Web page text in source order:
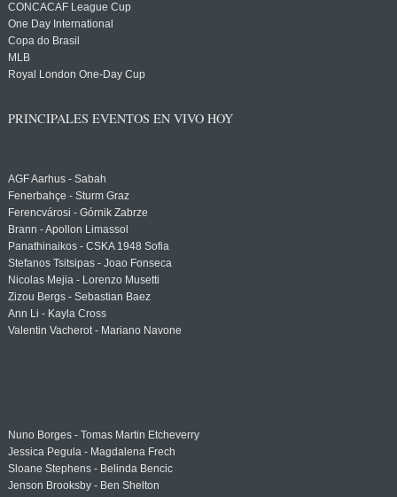
CONCACAF League Cup
One Day International
Copa do Brasil
MLB
Royal London One-Day Cup
PRINCIPALES EVENTOS EN VIVO HOY
AGF Aarhus - Sabah
Fenerbahçe - Sturm Graz
Ferencvárosi - Górnik Zabrze
Brann - Apollon Limassol
Panathinaikos - CSKA 1948 Sofia
Stefanos Tsitsipas - Joao Fonseca
Nicolas Mejia - Lorenzo Musetti
Zizou Bergs - Sebastian Baez
Ann Li - Kayla Cross
Valentin Vacherot - Mariano Navone
Nuno Borges - Tomas Martin Etcheverry
Jessica Pegula - Magdalena Frech
Sloane Stephens - Belinda Bencic
Jenson Brooksby - Ben Shelton